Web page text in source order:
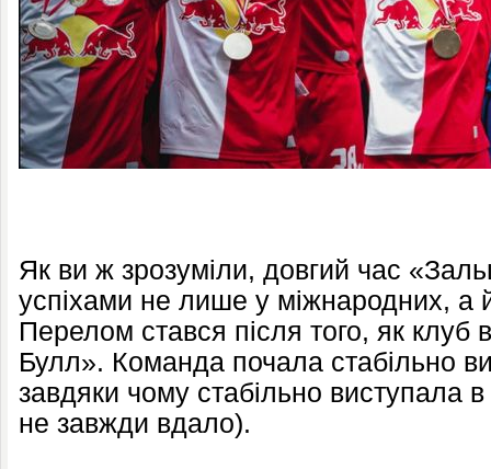
Як ви ж зрозуміли, довгий час
успіхами не лише у міжнародних, а
Перелом стався після того, як клуб
Булл». Команда почала стабільно
завдяки чому стабільно виступала
не завжди вдало).